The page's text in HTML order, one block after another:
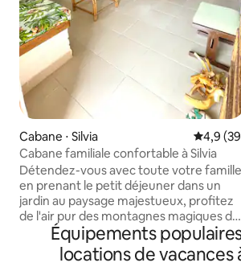
Cabane ⋅ Silvia
4,9
Cabane familiale confortable à Silvia
Détendez-vous avec toute votre famille
en prenant le petit déjeuner dans un
jardin au paysage majestueux, profitez
de l'air pur des montagnes magiques de
Cauca et partagez une belle expérience
au coin du feu. La cabane est située en
face de la place de tous, avec un accès
Équipements
locations de vacances